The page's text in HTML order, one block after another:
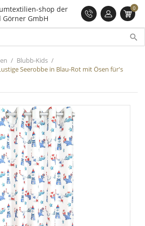
0
search
Blubb-Kids
Seerobbe in Blau-Rot mit Ösen für's